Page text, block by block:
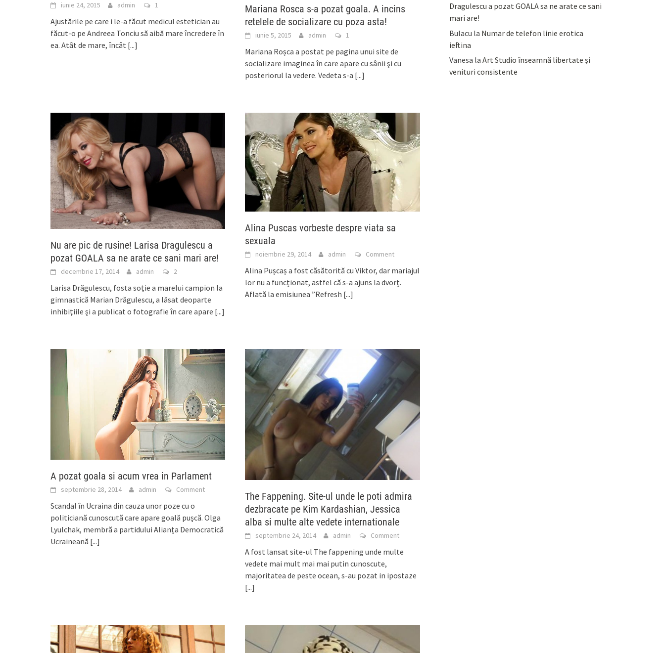
iunie 24, 2015 admin 1
Ajustările pe care i le-a făcut medicul estetician au
făcut-o pe Andreea Tonciu să aibă mare încredere în
ea. Atât de mare, încât [...]
Mariana Rosca s-a pozat goala. A incins
retelele de socializare cu poza asta!
iunie 5, 2015 admin 1
Mariana Roșca a postat pe pagina unui site de
socializare imaginea în care apare cu sânii şi cu
posteriorul la vedere. Vedeta s-a [...]
Nu are pic de rusine! Larisa Dragulescu a
pozat GOALA sa ne arate ce sani mari are!
decembrie 17, 2014 admin 2
Larisa Drăgulescu, fosta soţie a marelui campion la
gimnastică Marian Drăgulescu, a lăsat deoparte
inhibiţiile şi a publicat o fotografie în care apare [...]
Alina Puscas vorbeste despre viata sa
sexuala
noiembrie 29, 2014 admin Comment
Alina Pușcaș a fost căsătorită cu Viktor, dar mariajul
lor nu a funcționat, astfel că s-a ajuns la dvorț.
Aflată la emisiunea ”Refresh [...]
A pozat goala si acum vrea in Parlament
septembrie 28, 2014 admin Comment
Scandal în Ucraina din cauza unor poze cu o
politiciană cunoscută care apare goală puşcă. Olga
Lyulchak, membră a partidului Alianţa Democratică
Ucraineană [...]
The Fappening. Site-ul unde le poti admira
dezbracate pe Kim Kardashian, Jessica
alba si multe alte vedete internationale
septembrie 24, 2014 admin Comment
A fost lansat site-ul The fappening unde multe
vedete mai mult mai mai putin cunoscute,
majoritatea de peste ocean, s-au pozat in ipostaze
[...]
Dragulescu a pozat GOALA sa ne arate ce sani
mari are!
Bulacu la Numar de telefon linie erotica
ieftina
Vanesa la Art Studio înseamnă libertate și
venituri consistente